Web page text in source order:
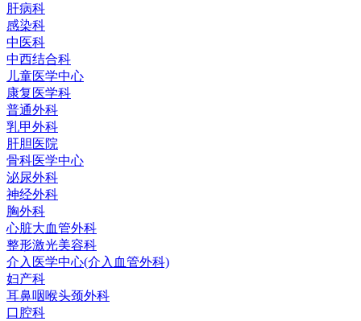
肝病科
感染科
中医科
中西结合科
儿童医学中心
康复医学科
普通外科
乳甲外科
肝胆医院
骨科医学中心
泌尿外科
神经外科
胸外科
心脏大血管外科
整形激光美容科
介入医学中心(介入血管外科)
妇产科
耳鼻咽喉头颈外科
口腔科